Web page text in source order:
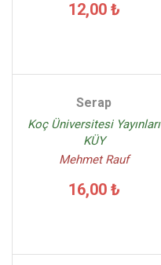
12,00 ₺
Serap
Koç Üniversitesi Yayınları
KÜY
Mehmet Rauf
16,00 ₺